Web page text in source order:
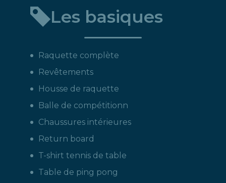
produit
:
Les basiques
Raquette complète
Revêtements
Housse de raquette
Balle de compétitionn
Chaussures intérieures
Return board
T-shirt tennis de table
Table de ping pong